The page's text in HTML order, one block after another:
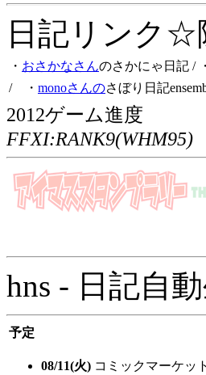
日記リンク☆
・ おさかなさんのさかにゃ日記 / ・
/ ・ monoさんのさぼり日記
2012ゲーム進度
FFXI:RANK9(WHM95)
hns - 日記自
予定
08/11(火) コミックマーケッ